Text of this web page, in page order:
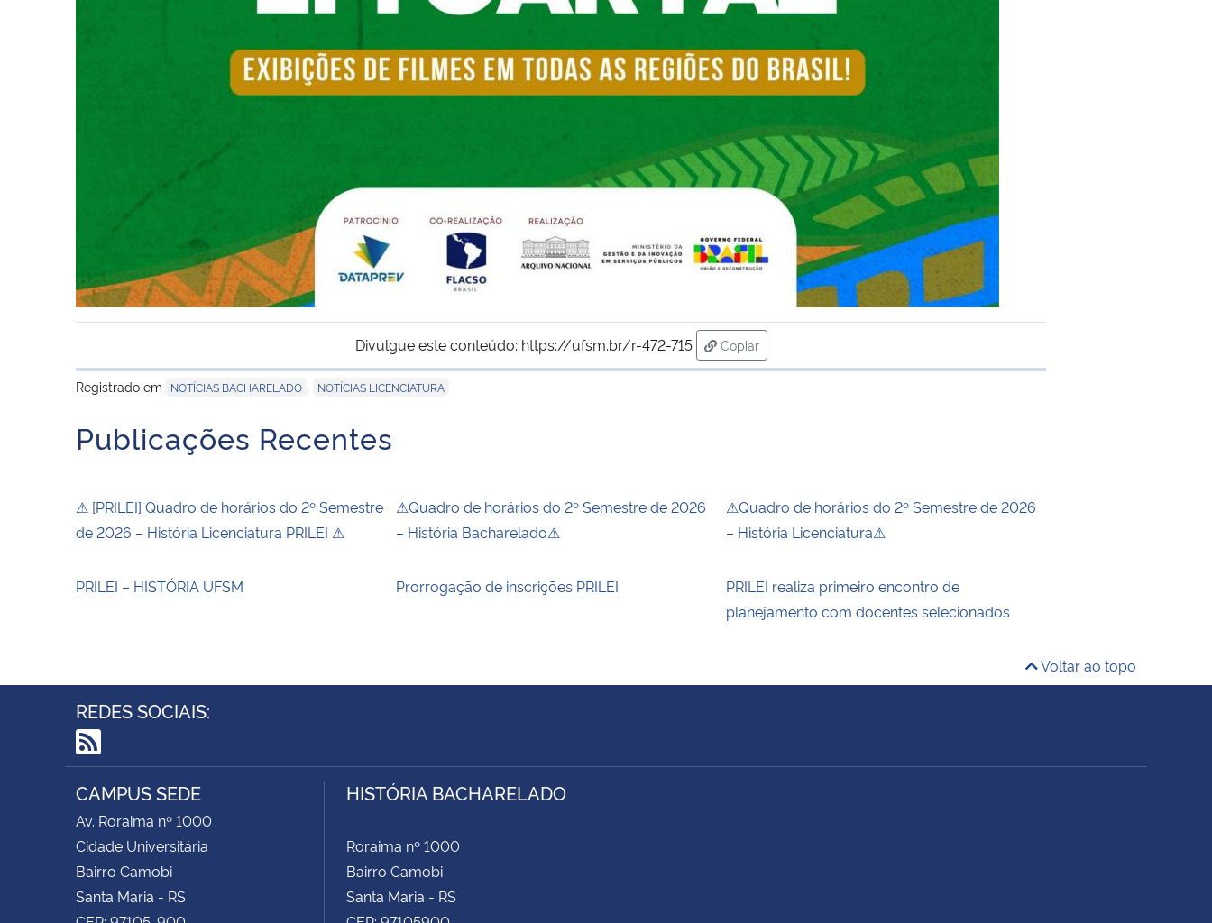
Divulgue este conteúdo: https://ufsm.br/r-472-715
Copiar
para área de transferência
Registrado em
NOTÍCIAS BACHARELADO NOTÍCIAS LICENCIATURA
Publicações Recentes
⚠ [PRILEI] Quadro de horários do 2º Semestre
de 2026 – História Licenciatura PRILEI ⚠
⚠Quadro de horários do 2º Semestre de 2026
– História Bacharelado⚠
⚠Quadro de horários do 2º Semestre de 2026
– História Licenciatura⚠
PRILEI – HISTÓRIA UFSM Prorrogação de inscrições PRILEI
PRILEI realiza primeiro encontro de
planejamento com docentes selecionados
Voltar ao topo
REDES SOCIAIS:
RSS
CAMPUS SEDE
Av. Roraima nº 1000
Cidade Universitária
Bairro Camobi
Santa Maria - RS
HISTÓRIA BACHARELADO
Roraima nº 1000
Bairro Camobi
Santa Maria - RS